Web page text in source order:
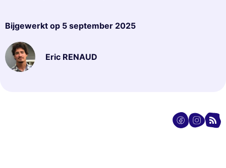
Bijgewerkt op 5 september 2025
Eric RENAUD